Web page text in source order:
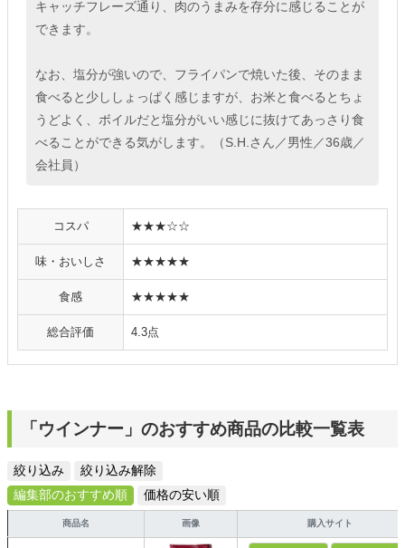
キャッチフレーズ通り、肉のうまみを存分に感じることが
できます。
なお、塩分が強いので、フライパンで焼いた後、そのまま
食べると少ししょっぱく感じますが、お米と食べるとちょ
うどよく、ボイルだと塩分がいい感じに抜けてあっさり食
べることができる気がします。（S.H.さん／男性／36歳／
会社員）
コスパ ★★★☆☆
味・おいしさ ★★★★★
食感 ★★★★★
総合評価 4.3点
「ウインナー」のおすすめ商品の比較一覧表
絞り込み
絞り込み解除
編集部のおすすめ順
価格の安い順
商品名 画像 購入サイト